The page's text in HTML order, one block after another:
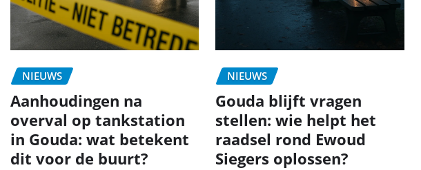
NIEUWS
Aanhoudingen na
overval op tankstation
in Gouda: wat betekent
dit voor de buurt?
NIEUWS
Gouda blijft vragen
stellen: wie helpt het
raadsel rond Ewoud
Siegers oplossen?